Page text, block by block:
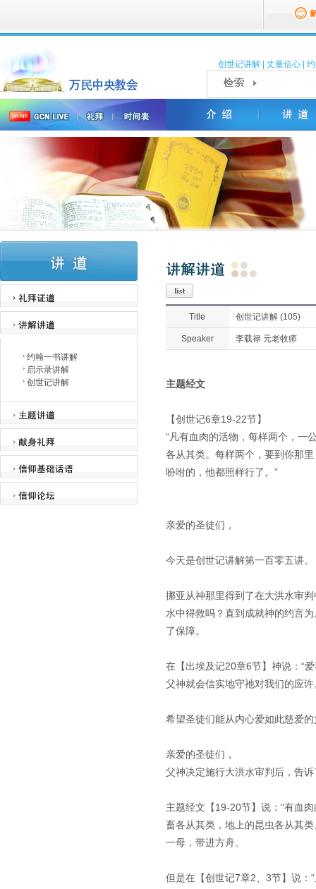
创世记讲解 丈量信心
约翰一书讲解
启示录讲解
创世记讲解
Title 创世记讲解 (105)
Speaker 李载禄 元老牧师
主题经文
【创世记6章19-22节】
“凡有血肉的活物，每样两个，一
各从其类。每样两个，要到你那
吩咐的，他都照样行了。”
亲爱的圣徒们，
今天是创世记讲解第一百零五讲。
挪亚从神那里得到了在大洪水审
水中得救吗？直到成就神的约言
了保障。
在【出埃及记20章6节】神说：“
父神就会信实地守祂对我们的应
希望圣徒们能从内心爱如此慈爱
亲爱的圣徒们，
父神决定施行大洪水审判后，告
主题经文【19-20节】说：“有血
畜各从其类，地上的昆虫各从其
一母，带进方舟。
但是在【创世记7章2、3节】说：